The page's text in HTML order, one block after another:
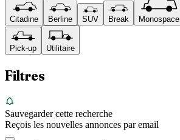
Citadine Berline SUV Break Monospace
Pick-up Utilitaire
Filtres
Sauvegarder cette recherche
Reçois les nouvelles annonces par email